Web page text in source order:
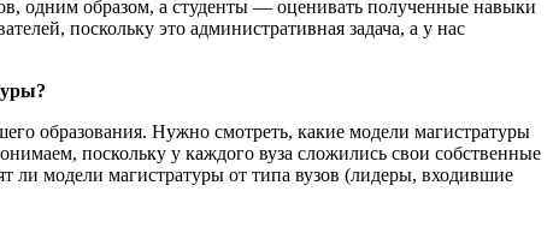
одним образом, а студенты — оценивать полученные навыки
поскольку это административная задача, а у нас
образования. Нужно смотреть, какие модели магистратуры
поскольку у каждого вуза сложились свои собственные
ли модели магистратуры от типа вузов (лидеры, входившие